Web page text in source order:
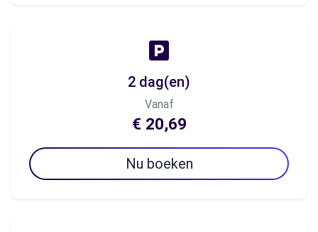
2 dag(en)
Vanaf
€ 20,69
Nu boeken